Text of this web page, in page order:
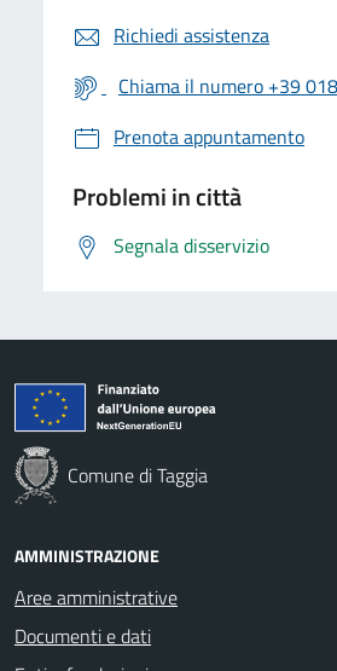
Richiedi assistenza
Chiama il numero +39
Prenota appuntamento
Problemi in città
Segnala disservizio
Comune di Taggia
AMMINISTRAZIONE
Aree amministrative
Documenti e dati